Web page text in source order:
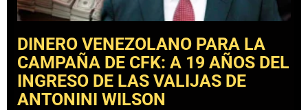
DINERO VENEZOLANO PARA LA
CAMPAÑA DE CFK: A 19 AÑOS DEL
INGRESO DE LAS VALIJAS DE
ANTONINI WILSON